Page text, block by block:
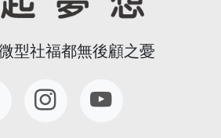
型社福都無後顧之憂